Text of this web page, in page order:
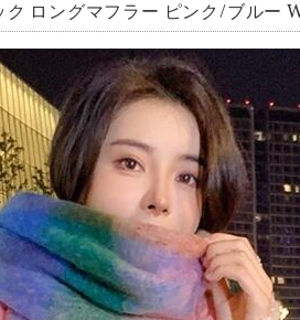
ク ロングマフラー ピンク/ブルー